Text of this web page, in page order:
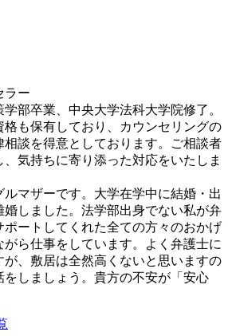
ー
部卒業、中央大学法科大学院修了。
格も保有しており、カウンセリングの
談を得意としております。ご相談者
気持ちに寄り添った対応をいたしま
ルマザーです。大学在学中に結婚・出
婚しました。法学部出身でない私が弁
ートしてくれた全ての方々のおかげ
ら仕事をしています。よく弁護士に
が、敷居は全然高くないと思いますの
をしましょう。貴方の不安が「安心